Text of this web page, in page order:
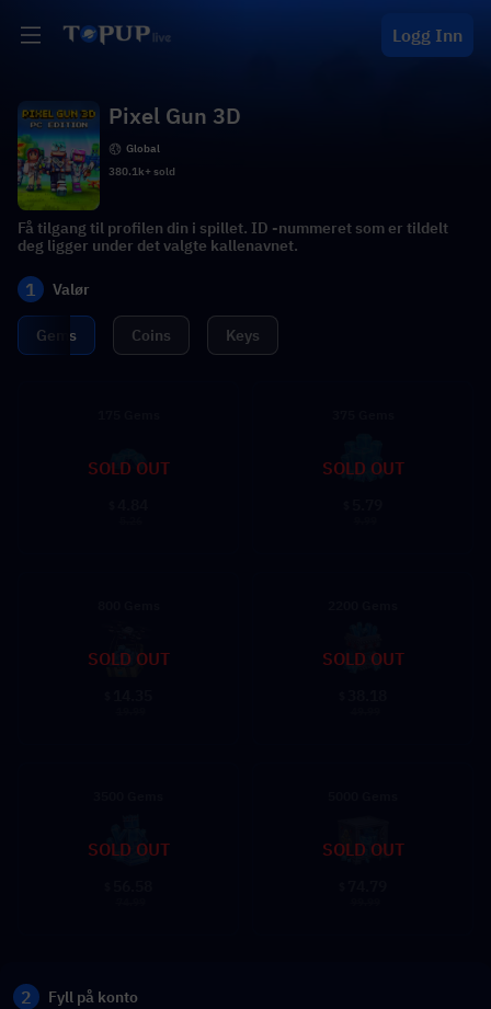
Logg Inn
Pixel Gun 3D
Global
380.1k+ sold
Få tilgang til profilen din i spillet. ID -nummeret som er tildelt
deg ligger under det valgte kallenavnet.
1 Valør
Gems Coins Keys
SOLD OUT SOLD OUT
SOLD OUT SOLD OUT
SOLD OUT SOLD OUT
2 Fyll på konto